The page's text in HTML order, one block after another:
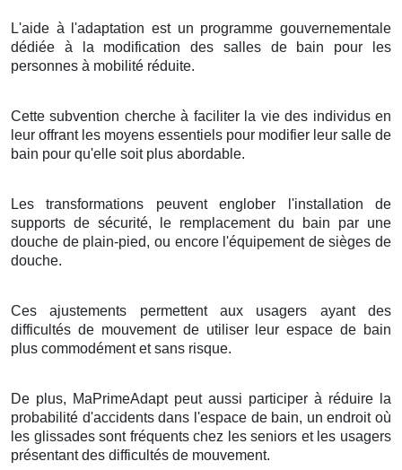
L'aide à l'adaptation est un programme gouvernementale
dédiée à la modification des salles de bain pour les
personnes à mobilité réduite.
Cette subvention cherche à faciliter la vie des individus en
leur offrant les moyens essentiels pour modifier leur salle de
bain pour qu'elle soit plus abordable.
Les transformations peuvent englober l'installation de
supports de sécurité, le remplacement du bain par une
douche de plain-pied, ou encore l'équipement de sièges de
douche.
Ces ajustements permettent aux usagers ayant des
difficultés de mouvement de utiliser leur espace de bain
plus commodément et sans risque.
De plus, MaPrimeAdapt peut aussi participer à réduire la
probabilité d'accidents dans l'espace de bain, un endroit où
les glissades sont fréquents chez les seniors et les usagers
présentant des difficultés de mouvement.